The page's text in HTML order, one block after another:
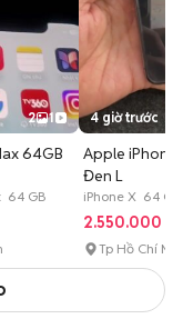
2 1
64GB
64 GB
4 giờ trước
Apple iPhone
Đen L
iPhone X 64 GB
2.550.000 đ
Tp Hồ Chí